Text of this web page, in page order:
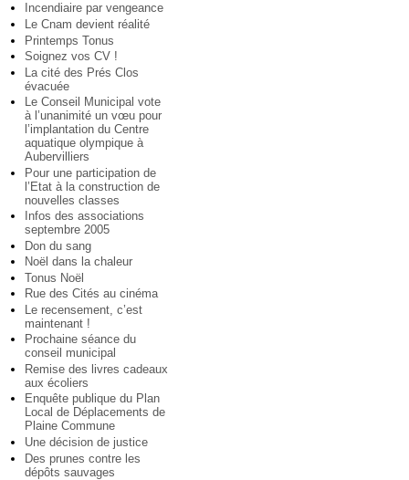
Incendiaire par vengeance
Le Cnam devient réalité
Printemps Tonus
Soignez vos CV !
La cité des Prés Clos
évacuée
Le Conseil Municipal vote
à l’unanimité un vœu pour
l’implantation du Centre
aquatique olympique à
Aubervilliers
Pour une participation de
l’Etat à la construction de
nouvelles classes
Infos des associations
septembre 2005
Don du sang
Noël dans la chaleur
Tonus Noël
Rue des Cités au cinéma
Le recensement, c’est
maintenant !
Prochaine séance du
conseil municipal
Remise des livres cadeaux
aux écoliers
Enquête publique du Plan
Local de Déplacements de
Plaine Commune
Une décision de justice
Des prunes contre les
dépôts sauvages